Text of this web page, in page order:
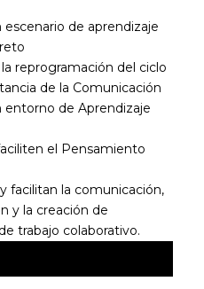
de aprendizaje
reprogramación del ciclo
de la Comunicación
de Aprendizaje
el Pensamiento
facilitan la comunicación,
y la creación de
trabajo colaborativo.